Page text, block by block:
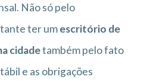
Não só pelo
ter umescritório de
cidadetambém pelo fato
e as obrigações